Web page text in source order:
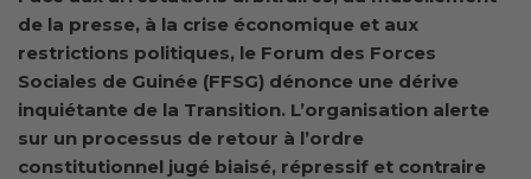
de la presse, à la crise économique et aux
restrictions politiques, le Forum des Forces
Sociales de Guinée (FFSG) dénonce une dérive
inquiétante de la Transition. L’organisation alerte
sur un processus de retour à l’ordre
constitutionnel jugé biaisé, répressif et contraire